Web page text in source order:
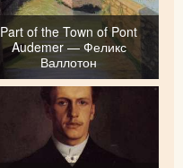
Part of the Town of Pont
Audemer — Феликс
Валлотон